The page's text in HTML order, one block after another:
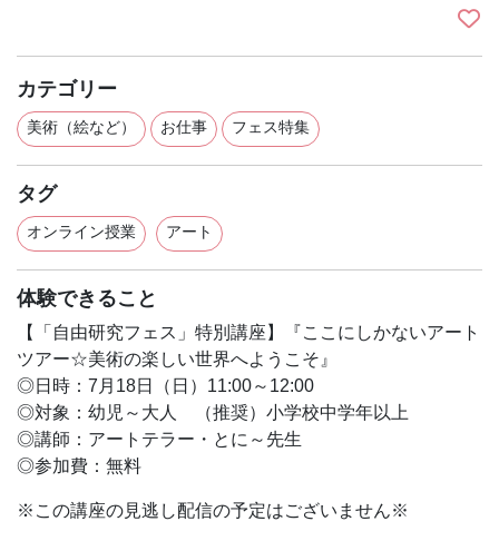
カテゴリー
美術（絵など） お仕事 フェス特集
タグ
オンライン授業 アート
体験できること
【「自由研究フェス」特別講座】『ここにしかないアート
ツアー☆美術の楽しい世界へようこそ』
◎日時：7月18日（日）11:00～12:00
◎対象：幼児～大人 （推奨）小学校中学年以上
◎講師：アートテラー・とに～先生
◎参加費：無料
※この講座の見逃し配信の予定はございません※